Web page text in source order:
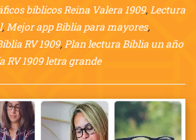
bíblicos Reina Valera 1909,Lectura
,Mejor app Biblia para mayores,
RV 1909,Plan lectura Biblia un año
RV 1909 letra grande